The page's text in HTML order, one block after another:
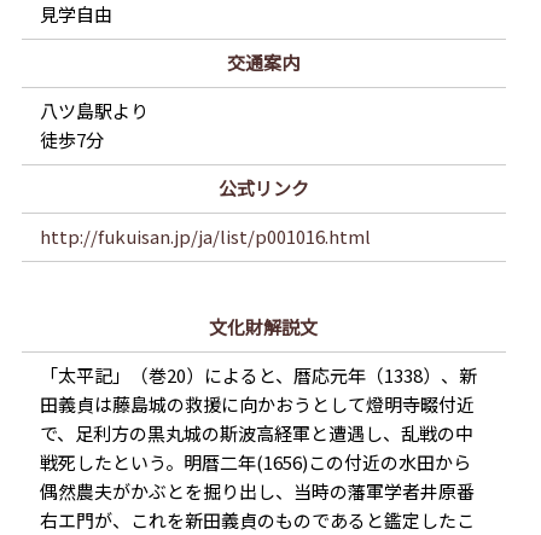
見学自由
交通案内
八ツ島駅より
徒歩7分
公式リンク
http://fukuisan.jp/ja/list/p001016.html
文化財解説文
「太平記」（巻20）によると、暦応元年（1338）、新
田義貞は藤島城の救援に向かおうとして燈明寺畷付近
で、足利方の黒丸城の斯波高経軍と遭遇し、乱戦の中
戦死したという。明暦二年(1656)この付近の水田から
偶然農夫がかぶとを掘り出し、当時の藩軍学者井原番
右エ門が、これを新田義貞のものであると鑑定したこ